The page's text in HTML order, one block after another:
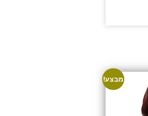
מבצע!